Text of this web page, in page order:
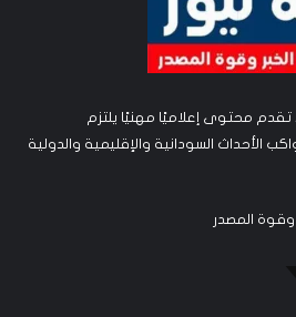
تقدم محتوى إعلاميًا مهنيًا يلتزم
الأحداث السودانية والإقليمية والدولية
وقوة المصدر